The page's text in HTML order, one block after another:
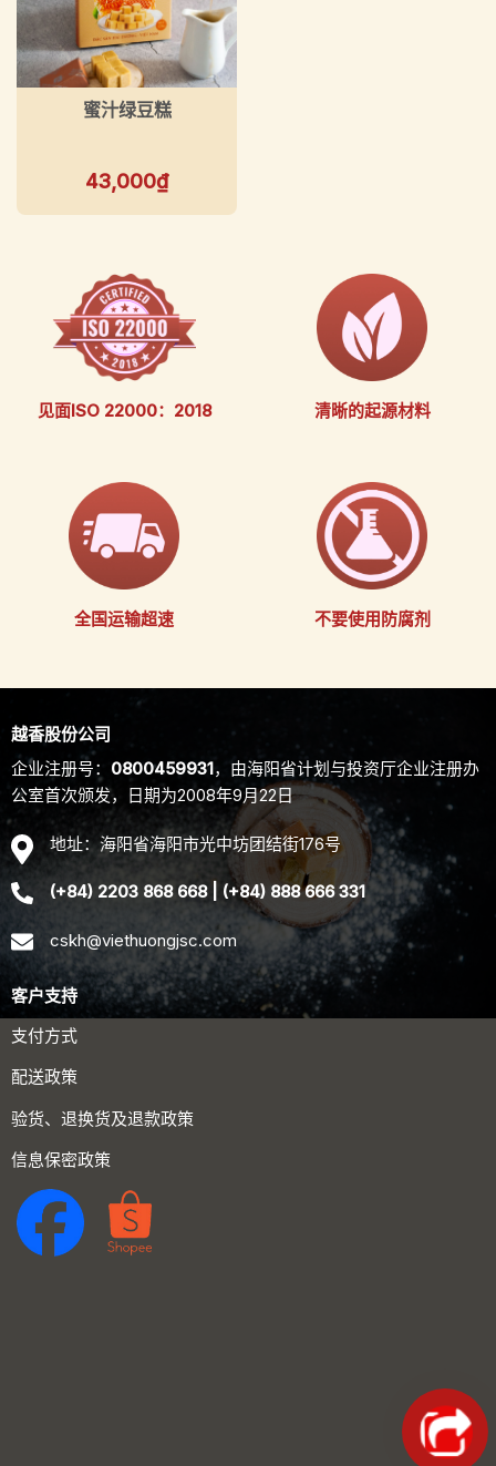
蜜汁绿豆糕
43,000₫
见面ISO 22000：2018 清晰的起源材料
全国运输超速 不要使用防腐剂
越香股份公司
企业注册号： 0800459931，由海阳省计划与投资厅企业注册办
公室首次颁发，日期为2008年9月22 日
地址：海阳省海阳市光中坊团结街176号
(+84) 2203 868 668| (+84) 888 666 331
cskh@viethuongjsc.com
客户支持
支付方式
配送政策
验货、退换货及退款政策
信息保密政策